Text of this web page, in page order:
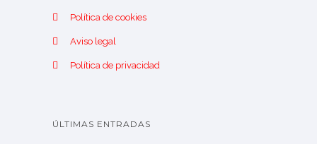
Política de cookies
Aviso legal
Política de privacidad
ÚLTIMAS ENTRADAS